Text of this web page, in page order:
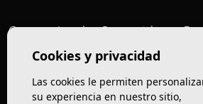
Comprar Locales Comerciales en
OlayaCookies y privacidad
Las cookies le permiten
su experiencia en nuestro sitio,